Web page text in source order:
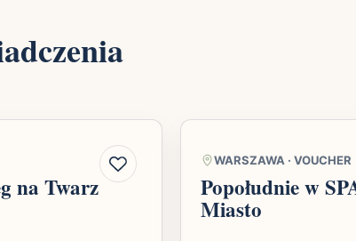
na Twarz
WARSZAWA · VOUCHER
Popołudnie w
Miasto